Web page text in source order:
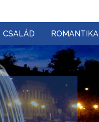
CSALÁD ROMANTIKA